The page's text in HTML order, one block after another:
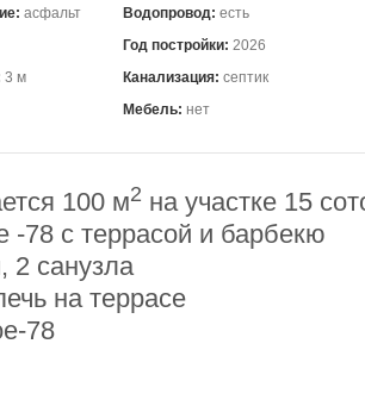
асфальт Водопровод: есть
Год постройки: 2026
3 м Канализация: септик
Мебель: нет
100 м2 на участке 15
-78 с террасой и барбекю
2 санузла
на террасе
78